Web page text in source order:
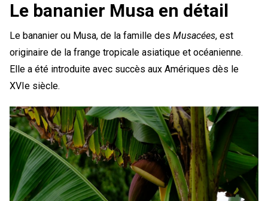
Le bananier Musa en détail
Le bananier ou Musa, de la famille des Musacées, est
originaire de la frange tropicale asiatique et océanienne.
Elle a été introduite avec succès aux Amériques dès le
XVIe siècle.